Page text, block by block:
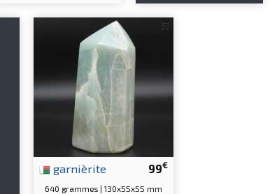
99€
garnièrite
640 grammes | 130x55x55 mm